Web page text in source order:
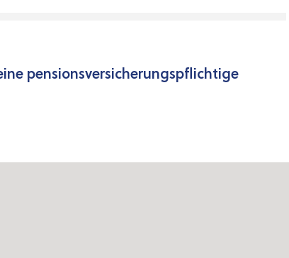
pensionsversicherungspflichtige